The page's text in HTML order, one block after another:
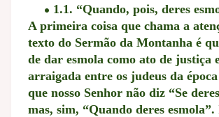
1.1. “Quando, pois, deres
A primeira coisa que chama a
texto do Sermão da Montanha é
de dar esmola como ato de justiça
arraigada entre os judeus da época
que nosso Senhor não diz “Se
mas, sim, “Quando deres